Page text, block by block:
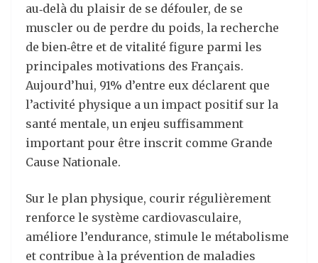
au‑delà du plaisir de se défouler, de se
muscler ou de perdre du poids, la recherche
de bien‑être et de vitalité figure parmi les
principales motivations des Français.
Aujourd’hui, 91% d’entre eux déclarent que
l’activité physique a un impact positif sur la
santé mentale, un enjeu suffisamment
important pour être inscrit comme Grande
Cause Nationale.
Sur le plan physique, courir régulièrement
renforce le système cardiovasculaire,
améliore l’endurance, stimule le métabolisme
et contribue à la prévention de maladies